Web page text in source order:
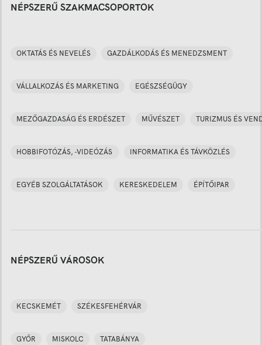
NÉPSZERŰ SZAKMACSOPORTOK
OKTATÁS ÉS NEVELÉS GAZDÁLKODÁS ÉS MENEDZSMENT
VÁLLALKOZÁS ÉS MARKETING EGÉSZSÉGÜGY
MEZŐGAZDASÁG ÉS ERDÉSZET MŰVÉSZET TURIZMUS ÉS
HOBBIFOTÓZÁS, -VIDEÓZÁS INFORMATIKA ÉS TÁVKÖZLÉS
EGYÉB SZOLGÁLTATÁSOK KERESKEDELEM ÉPÍTŐIPAR
NÉPSZERŰ VÁROSOK
KECSKEMÉT SZÉKESFEHÉRVÁR
GYŐR MISKOLC TATABÁNYA